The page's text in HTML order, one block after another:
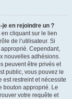
en rejoindre un ?
cliquant sur le lien
de l’utilisateur. Si
Cependant,
nouvelles adhésions.
peuvent être privés et
public, vous pouvez le
restreint et nécessite
bouton approprié. Le
votre requête et